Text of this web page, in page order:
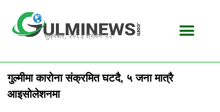
content
शुक्रबार, २०८३ श्रावण २२
गुल्मीमा कारोना संक्रमित घटदै, ५ जना मात्रै
आइसोलेशनमा